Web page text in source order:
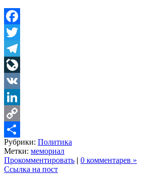
Facebook
Twitter
Telegram
LiveJournal
VK
LinkedIn
Copy
Link
Share
Рубрики: Политика
Метки: мемориал
Прокомментировать | 0 комментарев »
Ссылка на пост